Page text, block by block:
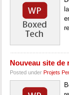
Nouveau site de
Posted under Projets